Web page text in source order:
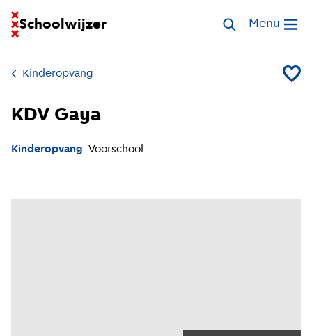
Schoolwijzer
Ga naar homepage van SchoolwijzerZoek opvang
Open
Menu
Kinderopvang Voeg
KDV Gaya
Kinderopvang Voorschool